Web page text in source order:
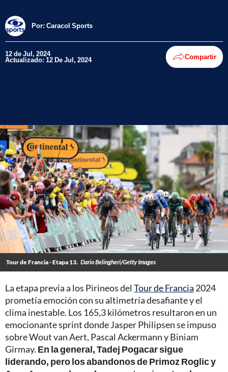
Por: Caracol Sports
12 de Jul, 2024
Actualizado: 12 De Jul, 2024 Compartir
Tour de Francia - Etapa 13. Dario Belingheri/Getty Images
La etapa previa a los Pirineos del Tour de Francia 2024
prometía emoción con su altimetría desafiante y el
clima inestable. Los 165,3 kilómetros resultaron en un
emocionante sprint donde Jasper Philipsen se impuso
sobre Wout van Aert, Pascal Ackermann y Biniam
Girmay. En la general, Tadej Pogacar sigue
liderando, pero los abandonos de Primoz Roglic y